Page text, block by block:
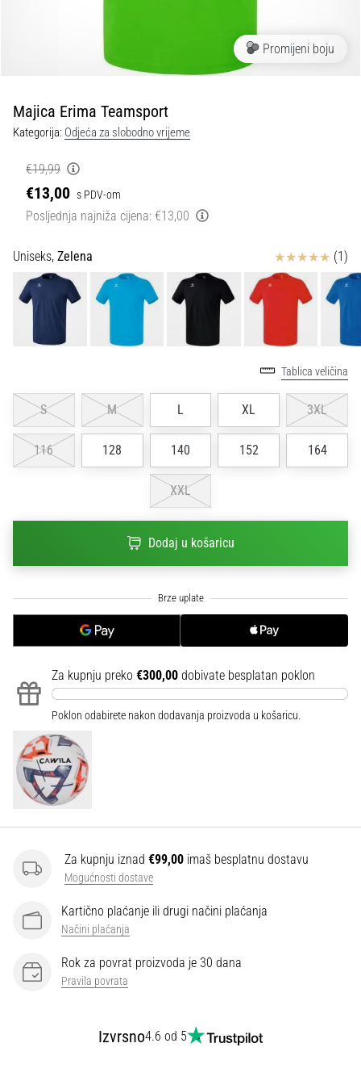
1. 7. 2025
•
1 min. čitanja
Play
for
More
Pripremi
se
za
EURO
službenim
dresovima
i
kopačkama
Nike,
svake
gola…
sve
članke
Promijeni boju
Majica Erima Teamsport
Kategorija: Odjeća za slobodno vrijeme
€19,99
€13,00 s PDV-om
Posljednja najniža cijena: €13,00
Uniseks, Zelena Ocjena proizvoda
(1)
Tablica veličina
S M L XL 3XL
116 128 140 152 164
XXL
Dodaj u košaricu
Za kupnju preko €300,00 dobivate besplatan poklon
Poklon odabirete nakon dodavanja proizvoda u košaricu.
Za kupnju iznad €99,00 imaš besplatnu dostavu
Mogućnosti dostave
Kartično plaćanje ili drugi načini plaćanja
Načini plaćanja
Rok za povrat proizvoda je 30 dana
Pravila povrata
Izvrsno4.6 od 5